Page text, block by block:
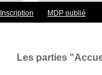
Inscription MDP oublié
Les parties